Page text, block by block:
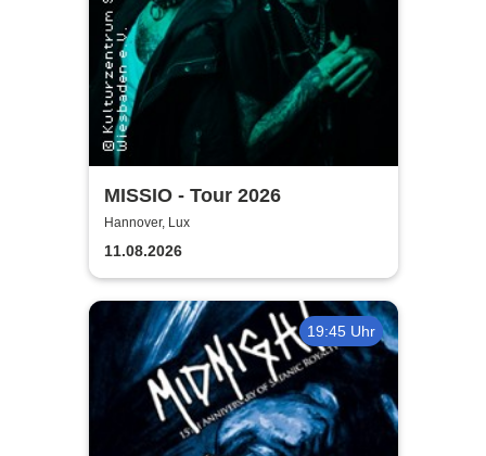
MISSIO - Tour 2026
Hannover, Lux
11.08.2026
19:45 Uhr